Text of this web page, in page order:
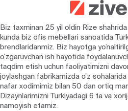
Biz taxminan 25 yil oldin Rize
kunda biz ofis mebellari sanoatida
brendlaridanmiz. Biz hayotga
o’zgaruvchan ish hayotida
taqdim etish uchun faoliyatimizni
joylashgan fabrikamizda o’z
nafar xodimimiz bilan 50 dan ortiq
Dizaynlarimizni Turkiyadagi 6 ta va
namoyish etamiz.